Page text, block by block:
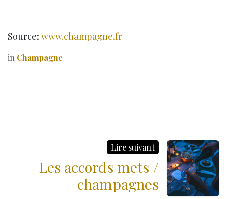
Source: www.champagne.fr
in Champagne
Lire suivant
Les accords mets /
champagnes